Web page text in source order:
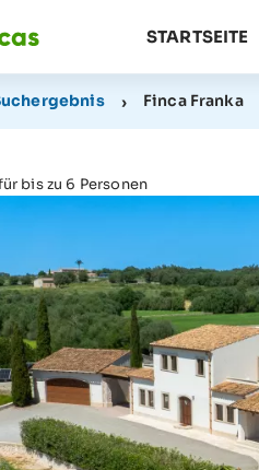
STARTSEITE
Finca Franka
bis zu 6 Personen